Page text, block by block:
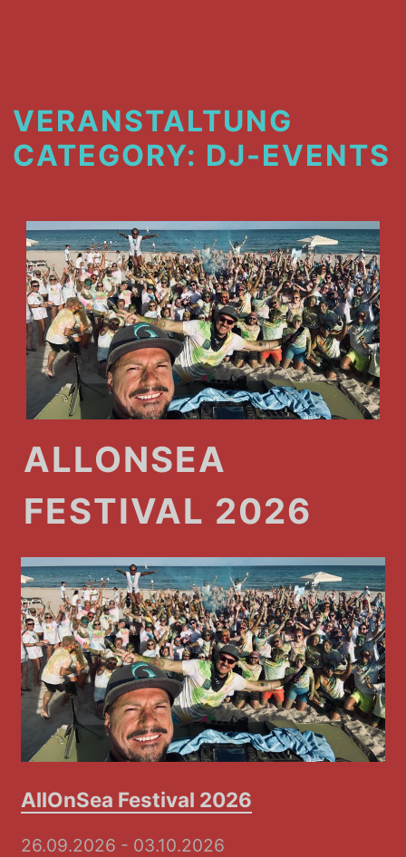
VERANSTALTUNG
CATEGORY: DJ-EVENTS
ALLONSEA
FESTIVAL 2026
AllOnSea Festival 2026
26.09.2026 - 03.10.2026